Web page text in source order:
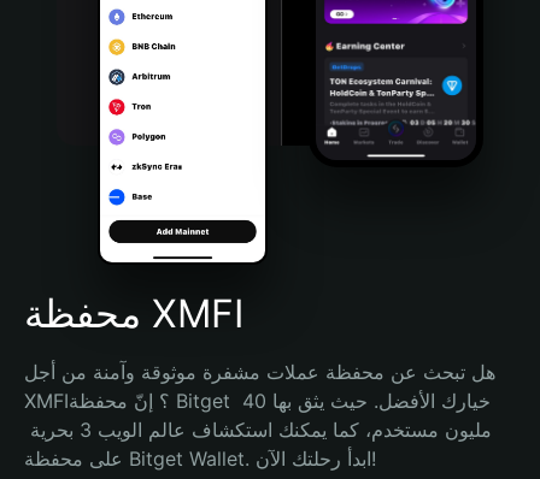
Português (Portugal)
Bahasa Indonesia
Português (Brasil)
Español (Argentina)
محفظة XMFI
هل تبحث عن محفظة عملات مشفرة موثوقة وآمنة من أجل
XMFI؟ إنّ محفظة Bitget خيارك الأفضل. حيث يثق بها 40
على محفظة Bitget Wallet. ابدأ رحلتك الآن!